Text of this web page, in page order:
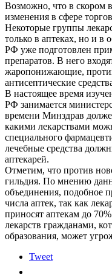
Возможно, что в скором
изменения в сфере
Некоторые группы
только в аптеках, но и
РФ уже подготовлен
препаратов. В него
жаропонижающие,
антисептические
В настоящее время
РФ занимается
времени Минздрав
какими лекарствами
специального
лечебные средства
аптекарей.
Отметим, что против
гильдия. По мнению
объединения, подобное
числа аптек, так как
приносят аптекам до
лекарств гражданами,
образования, может
Tweet